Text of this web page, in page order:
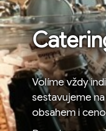
Volíme vždy
sestavujeme
obsahem i